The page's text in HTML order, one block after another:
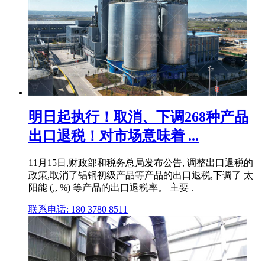
明日起执行！取消、下调268种产品
出口退税！对市场意味着 ...
11月15日,财政部和税务总局发布公告, 调整出口退税的
政策,取消了铝铜初级产品等产品的出口退税,下调了 太
阳能 (,, %) 等产品的出口退税率。 主要 .
联系电话: 180 3780 8511